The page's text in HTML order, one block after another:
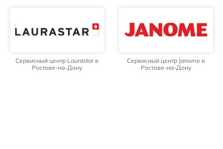
Сервисный центр Laurastar в
Ростове-на-Дону
Сервисный центр Janome в
Ростове-на-Дону